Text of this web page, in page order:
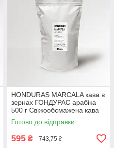
HONDURAS MARCALA кава в
зернах ГОНДУРАС арабіка
500 г Свіжообсмажена кава
зернова Моносорт
Готово до відправки
595 ₴ 743,75 ₴